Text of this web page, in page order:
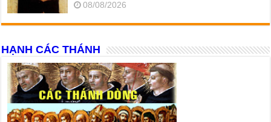
08/08/2026
HẠNH CÁC THÁNH